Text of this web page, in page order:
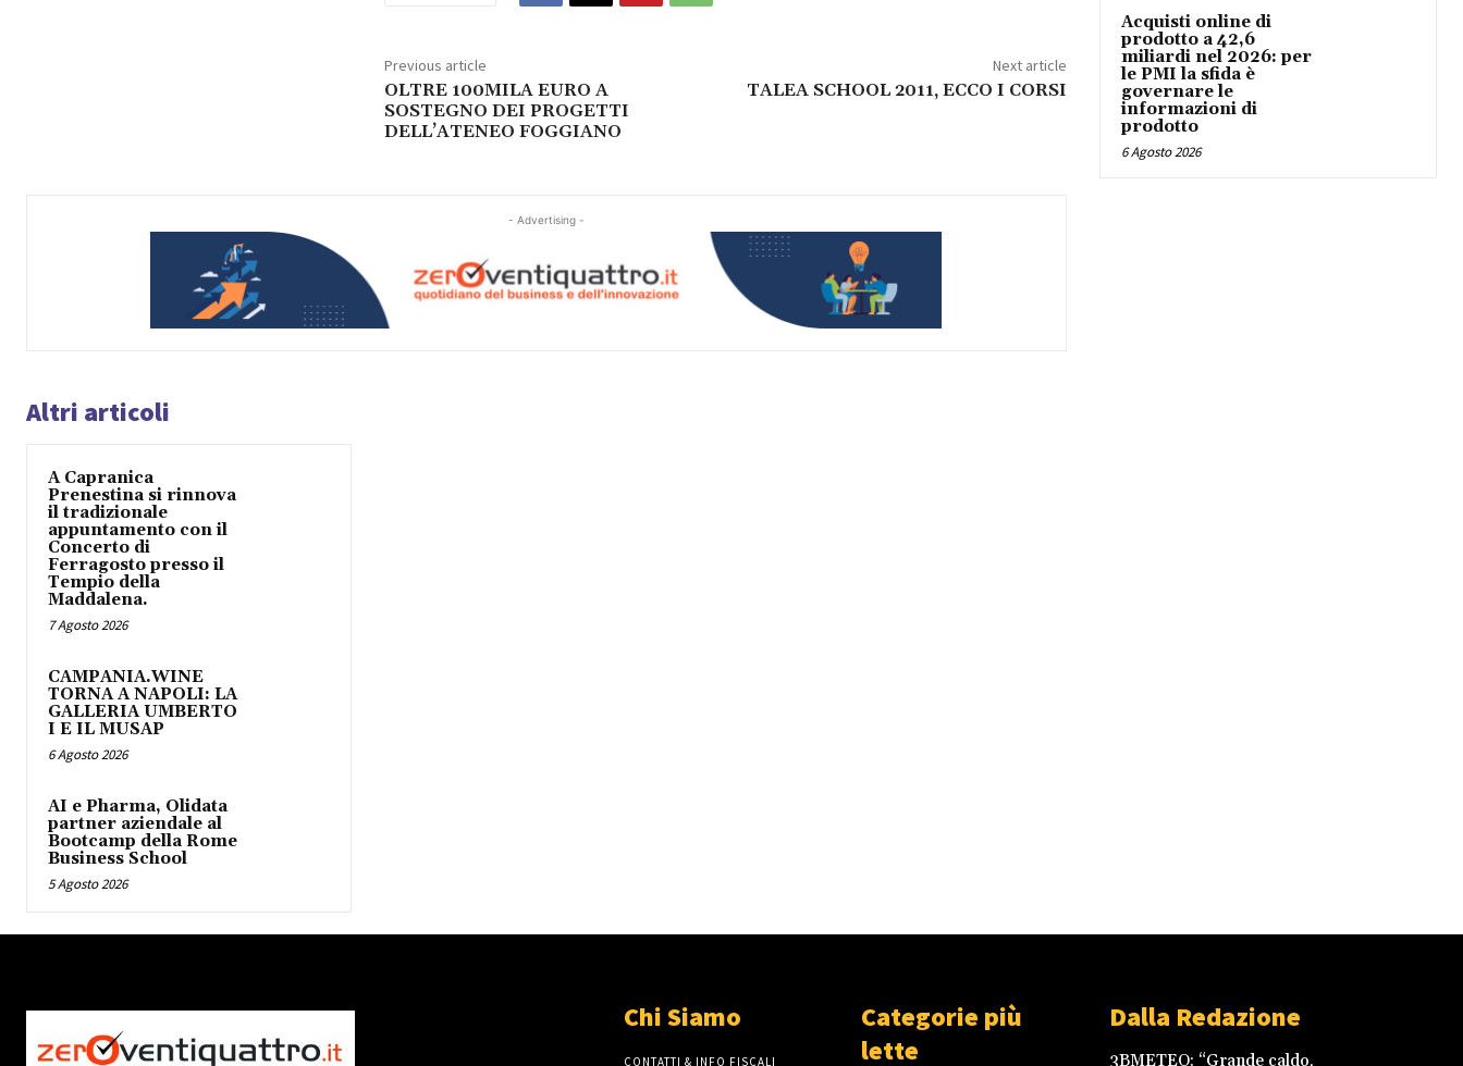
Previous article
OLTRE 100MILA EURO A
SOSTEGNO DEI PROGETTI
DELL’ATENEO FOGGIANO
Next article
TALEA SCHOOL 2011, ECCO I CORSI
- Advertising -
Altri articoli
A Capranica
Prenestina si rinnova
il tradizionale
appuntamento con il
Concerto di
Ferragosto presso il
Tempio della
Maddalena.
7 Agosto 2026
CAMPANIA.WINE
TORNA A NAPOLI: LA
GALLERIA UMBERTO
I E IL MUSAP
6 Agosto 2026
AI e Pharma, Olidata
partner aziendale al
Bootcamp della Rome
Business School
5 Agosto 2026
Acquisti online di
prodotto a 42,6
miliardi nel 2026: per
le PMI la sfida è
governare le
informazioni di
prodotto
6 Agosto 2026
Chi Siamo
CONTATTI & INFO FISCALI
Categorie più
lette
Dalla Redazione
3BMETEO: “Grande caldo,